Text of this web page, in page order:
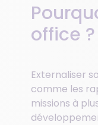
office ?
Externaliser
comme les
missions à